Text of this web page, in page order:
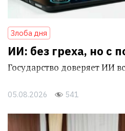
Злоба дня
ИИ: без греха, но с
Государство доверяет ИИ
05.08.2026 541